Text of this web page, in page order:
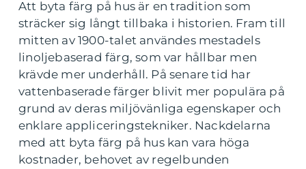
Att byta färg på hus är en tradition som
sträcker sig långt tillbaka i historien. Fram till
mitten av 1900-talet användes mestadels
linoljebaserad färg, som var hållbar men
krävde mer underhåll. På senare tid har
vattenbaserade färger blivit mer populära på
grund av deras miljövänliga egenskaper och
enklare appliceringstekniker. Nackdelarna
med att byta färg på hus kan vara höga
kostnader, behovet av regelbunden